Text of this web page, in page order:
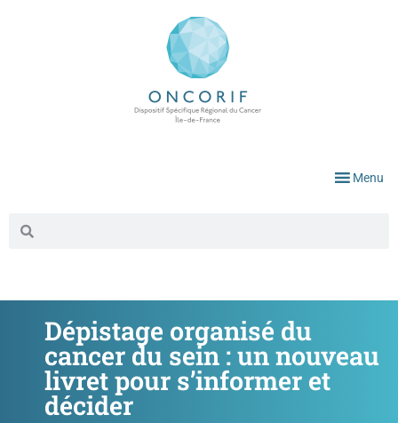
Menu
Dépistage organisé du
cancer du sein : un nouveau
livret pour s’informer et
décider